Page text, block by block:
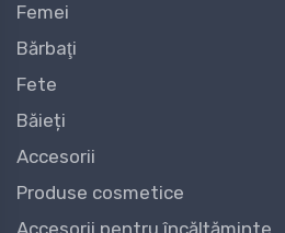
Femei
Bărbaţi
Fete
Băieți
Accesorii
Produse cosmetice